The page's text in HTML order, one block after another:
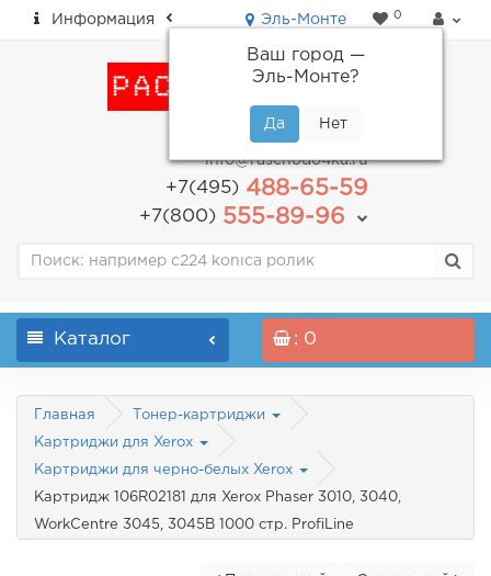
Информация Эль-Монте
Ваш город —
Эль-Монте?
0
пн-пт: с 9.00 до 18.00
info@raschodo4ka.ru
+7(495)488-65-59
+7(800)555-89-96
Каталог : 0
Главная Тонер-картриджи
Картриджи для Xerox
Картриджи для черно-белых Xerox
Картридж 106R02181 для Xerox Phaser 3010, 3040,
WorkCentre 3045, 3045B 1000 стр. ProfiLine